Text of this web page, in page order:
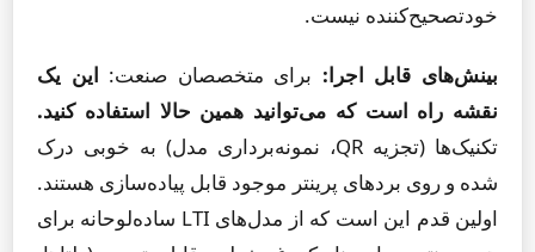
خودتصحیح‌کننده نیست.
بینش‌های قابل اجرا: برای متخصصان صنعت: این یک
نقشه راه است که می‌توانید همین حالا استفاده کنید.
تکنیک‌ها (تجزیه QR، نمونه‌برداری مدل) به خوبی درک
شده و روی بردهای پرینتر موجود قابل پیاده‌سازی هستند.
اولین قدم این است که از مدل‌های LTI ساده‌لوحانه برای